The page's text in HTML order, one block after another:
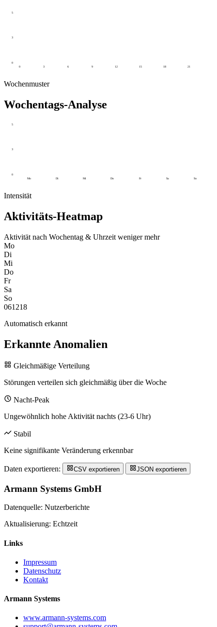
0
3
5
0 3 6 9 12 15 18 21
Wochenmuster
Wochentags-Analyse
0
3
5
Mo Di Mi Do Fr Sa So
Intensität
Aktivitäts-Heatmap
Aktivität nach Wochentag & Uhrzeit wenigermehr
Mo
Di
Mi
Do
Fr
Sa
So
061218
Automatisch erkannt
Erkannte Anomalien
Gleichmäßige Verteilung
Störungen verteilen sich gleichmäßig über die Woche
Nacht-Peak
Ungewöhnlich hohe Aktivität nachts (23-6 Uhr)
Stabil
Keine signifikante Veränderung erkennbar
Daten exportieren: CSV exportieren JSON exportieren
Armann Systems GmbH
Datenquelle: Nutzerberichte
Aktualisierung: Echtzeit
Links
Impressum
Datenschutz
Kontakt
Armann Systems
www.armann-systems.com